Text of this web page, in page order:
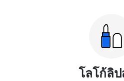
โลโก้ลิ